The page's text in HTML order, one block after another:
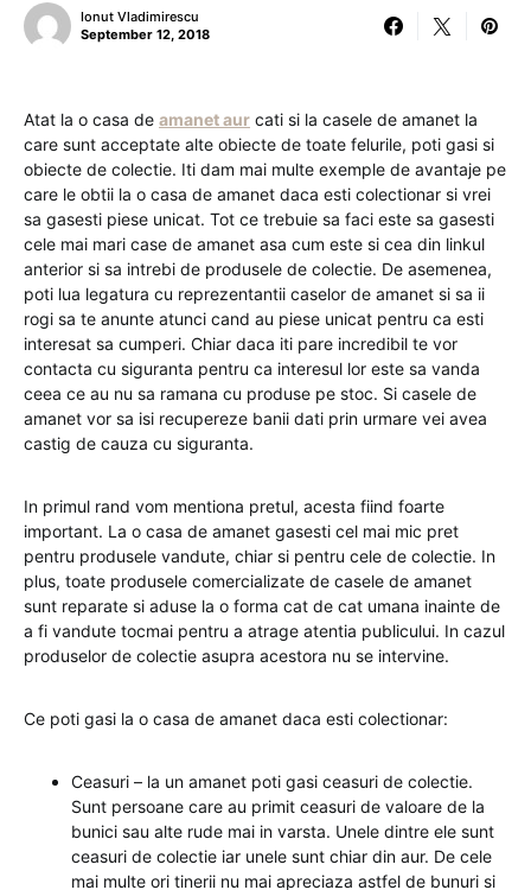
Ionut Vladimirescu
September 12, 2018
Atat la o casa de amanet aur cati si la casele de amanet la
care sunt acceptate alte obiecte de toate felurile, poti gasi si
obiecte de colectie. Iti dam mai multe exemple de avantaje pe
care le obtii la o casa de amanet daca esti colectionar si vrei
sa gasesti piese unicat. Tot ce trebuie sa faci este sa gasesti
cele mai mari case de amanet asa cum este si cea din linkul
anterior si sa intrebi de produsele de colectie. De asemenea,
poti lua legatura cu reprezentantii caselor de amanet si sa ii
rogi sa te anunte atunci cand au piese unicat pentru ca esti
interesat sa cumperi. Chiar daca iti pare incredibil te vor
contacta cu siguranta pentru ca interesul lor este sa vanda
ceea ce au nu sa ramana cu produse pe stoc. Si casele de
amanet vor sa isi recupereze banii dati prin urmare vei avea
castig de cauza cu siguranta.
In primul rand vom mentiona pretul, acesta fiind foarte
important. La o casa de amanet gasesti cel mai mic pret
pentru produsele vandute, chiar si pentru cele de colectie. In
plus, toate produsele comercializate de casele de amanet
sunt reparate si aduse la o forma cat de cat umana inainte de
a fi vandute tocmai pentru a atrage atentia publicului. In cazul
produselor de colectie asupra acestora nu se intervine.
Ce poti gasi la o casa de amanet daca esti colectionar:
Ceasuri – la un amanet poti gasi ceasuri de colectie.
Sunt persoane care au primit ceasuri de valoare de la
bunici sau alte rude mai in varsta. Unele dintre ele sunt
ceasuri de colectie iar unele sunt chiar din aur. De cele
mai multe ori tinerii nu mai apreciaza astfel de bunuri si